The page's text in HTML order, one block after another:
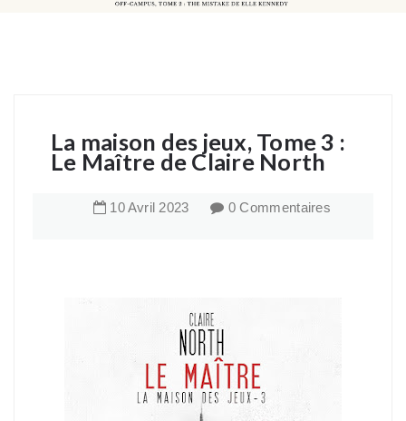
La maison des jeux, Tome 3 :
Le Maître de Claire North
10Avril 2023 0 Commentaires